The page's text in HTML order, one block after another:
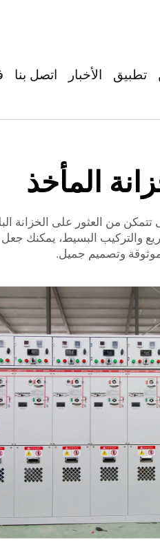
تطبيق الأخبار اتصل بنا
المأخذ
من العثور على الخزانة
والتركيب البسيط، يمكنك
موثوقة وتصميم جميل.